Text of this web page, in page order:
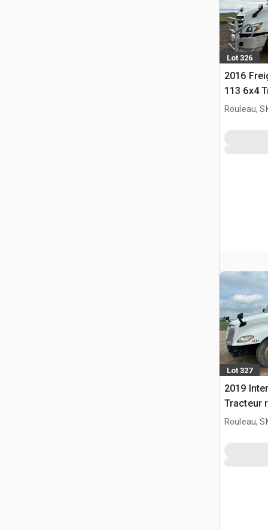
Lot 326
2016
113 6x4
Rouleau,
Lot 327
2019
Tracteur
Rouleau,